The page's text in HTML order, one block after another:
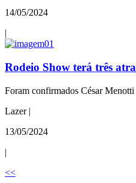
14/05/2024
|
Rodeio Show terá três
Foram confirmados César
Lazer |
13/05/2024
|
<<